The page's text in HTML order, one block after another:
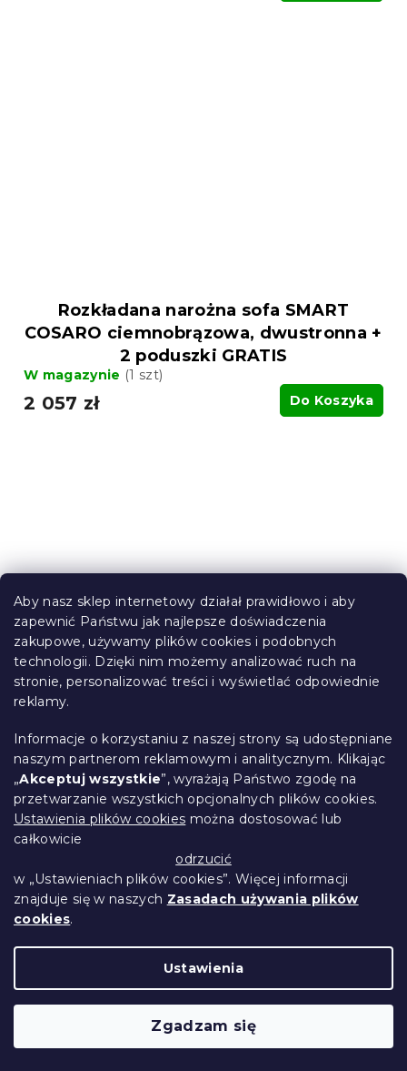
Aby nasz sklep internetowy działał prawidłowo i aby
zapewnić Państwu jak najlepsze doświadczenia
zakupowe, używamy plików cookies i podobnych
technologii. Dzięki nim możemy analizować ruch na
stronie, personalizować treści i wyświetlać odpowiednie
reklamy.
Informacje o korzystaniu z naszej strony są udostępniane
naszym partnerom reklamowym i analitycznym. Klikając
„Akceptuj wszystkie”, wyrażają Państwo zgodę na
przetwarzanie wszystkich opcjonalnych plików cookies.
Ustawienia plików cookies można dostosować lub
całkowicie
odrzucić
w „Ustawieniach plików cookies”. Więcej informacji
znajduje się w naszych Zasadach używania plików
cookies.
Ustawienia
Zgadzam się
Rozkładana narożna sofa SMART
COSARO ciemnobrązowa, dwustronna +
2 poduszki GRATIS
W magazynie (1 szt)
2 057 zł Do Koszyka
COSARO ciemnozielona, dwustronna +
2 poduszki GRATIS
W magazynie
2 057 zł Do Koszyka